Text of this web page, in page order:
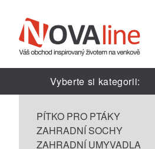
Vyberte si kategorii:
PÍTKO PRO PTÁKY
ZAHRADNÍ SOCHY
ZAHRADNÍ UMYVADLA